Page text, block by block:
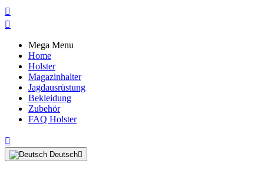


Mega Menu
Home
Holster
Magazinhalter
Jagdausrüstung
Bekleidung
Zubehör
FAQ Holster

Deutsch